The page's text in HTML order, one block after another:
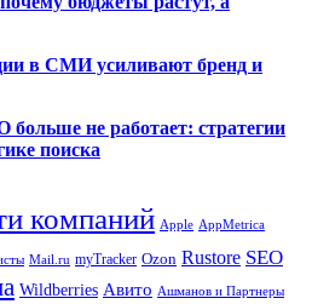
в СМИ усиливают бренд и
больше не работает: стратегии
поиска
компаний Apple AppMetrica
Mail.ru myTracker Ozon Rustore SEO
Wildberries Авито Ашманов и Партнеры